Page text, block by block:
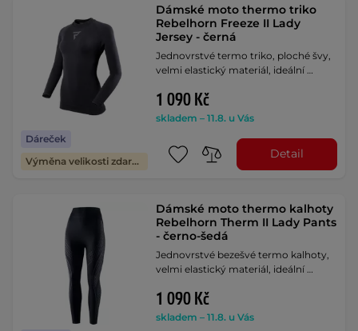
Dáreček
Výměna velikosti zdarma
Dámské moto thermo triko
Rebelhorn Freeze II Lady
Jersey - černá
Jednovrstvé termo triko, ploché švy,
velmi elastický materiál, ideální …
1 090 Kč
skladem – 11.8. u Vás
Detail
Dámské moto thermo kalhoty
Rebelhorn Therm II Lady Pants
- černo-šedá
Jednovrstvé bezešvé termo kalhoty,
velmi elastický materiál, ideální …
1 090 Kč
skladem – 11.8. u Vás